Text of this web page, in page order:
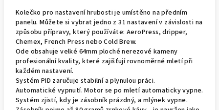
Kolečko pro nastavení hrubosti je umístěno na předním
panelu. Můžete si vybrat jedno z 31 nastavení v závislosti na
způsobu přípravy, který používáte: AeroPress, dripper,
Chemex, French Press nebo Cold Brew.
Ode obsahuje velké 64mm ploché nerezové kameny
profesionální kvality, které zajišťují rovnoměrné mletí při
každém nastavení.
Systém PID zaručuje stabilní a plynulou práci.
Automatické vypnutí. Motor se po mletí automaticky vypne.
Systém zjistí, kdy je zásobník prázdný, a mlýnek vypne.